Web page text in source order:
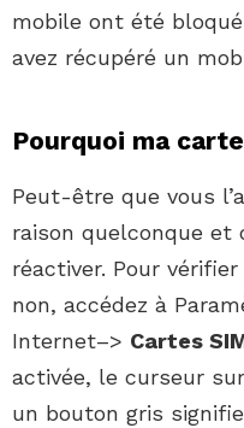
mobile ont été
avez récupéré un
Pourquoi ma
Peut-être que vous
raison quelconque et
réactiver. Pour
non, accédez à
Internet–> Cartes
activée, le curseur
un bouton gris